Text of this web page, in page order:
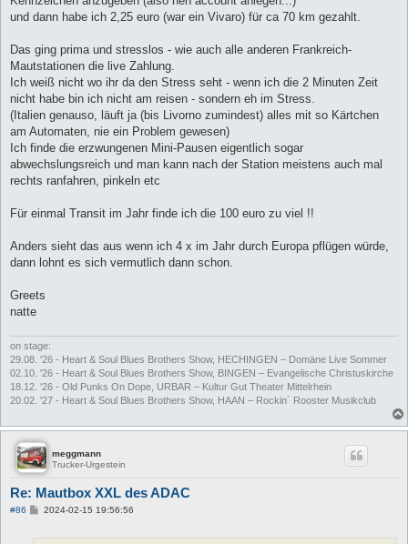
und dann habe ich 2,25 euro (war ein Vivaro) für ca 70 km gezahlt.
Das ging prima und stresslos - wie auch alle anderen Frankreich-
Mautstationen die live Zahlung.
Ich weiß nicht wo ihr da den Stress seht - wenn ich die 2 Minuten Zeit
nicht habe bin ich nicht am reisen - sondern eh im Stress.
(Italien genauso, läuft ja (bis Livorno zumindest) alles mit so Kärtchen
am Automaten, nie ein Problem gewesen)
Ich finde die erzwungenen Mini-Pausen eigentlich sogar
abwechslungsreich und man kann nach der Station meistens auch mal
rechts ranfahren, pinkeln etc
Für einmal Transit im Jahr finde ich die 100 euro zu viel !!
Anders sieht das aus wenn ich 4 x im Jahr durch Europa pflügen würde,
dann lohnt es sich vermutlich dann schon.
Greets
natte
on stage:
29.08. '26 - Heart & Soul Blues Brothers Show, HECHINGEN – Domäne Live Sommer
02.10. '26 - Heart & Soul Blues Brothers Show, BINGEN – Evangelische Christuskirche
18.12. '26 - Old Punks On Dope, URBAR – Kultur Gut Theater Mittelrhein
20.02. '27 - Heart & Soul Blues Brothers Show, HAAN – Rockin´ Rooster Musikclub
meggmann
Trucker-Urgestein
Re: Mautbox XXL des ADAC
#86
B2024-02-15 19:56:56